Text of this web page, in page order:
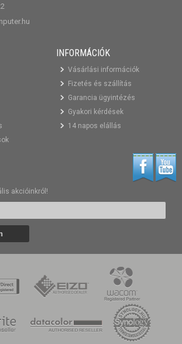
INFORMÁCIÓK
Vásárlási információk
Fizetés és szállítás
Garancia ügyintézés
Gyakori kérdések
14 napos elállás
akcióinkról!